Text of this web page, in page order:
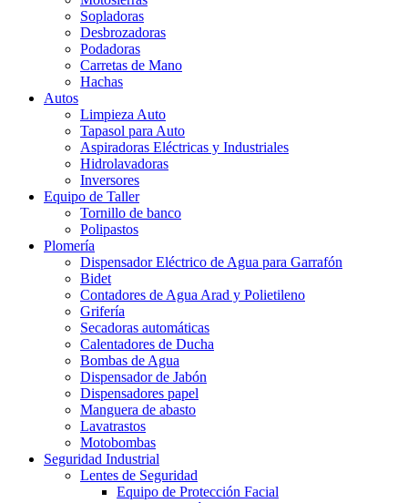
Sopladoras
Desbrozadoras
Podadoras
Carretas de Mano
Hachas
Autos
Limpieza Auto
Tapasol para Auto
Aspiradoras Eléctricas y Industriales
Hidrolavadoras
Inversores
Equipo de Taller
Tornillo de banco
Polipastos
Plomería
Dispensador Eléctrico de Agua para Garrafón
Bidet
Contadores de Agua Arad y Polietileno
Grifería
Secadoras automáticas
Calentadores de Ducha
Bombas de Agua
Dispensador de Jabón
Dispensadores papel
Manguera de abasto
Lavatrastos
Motobombas
Seguridad Industrial
Lentes de Seguridad
Equipo de Protección Facial